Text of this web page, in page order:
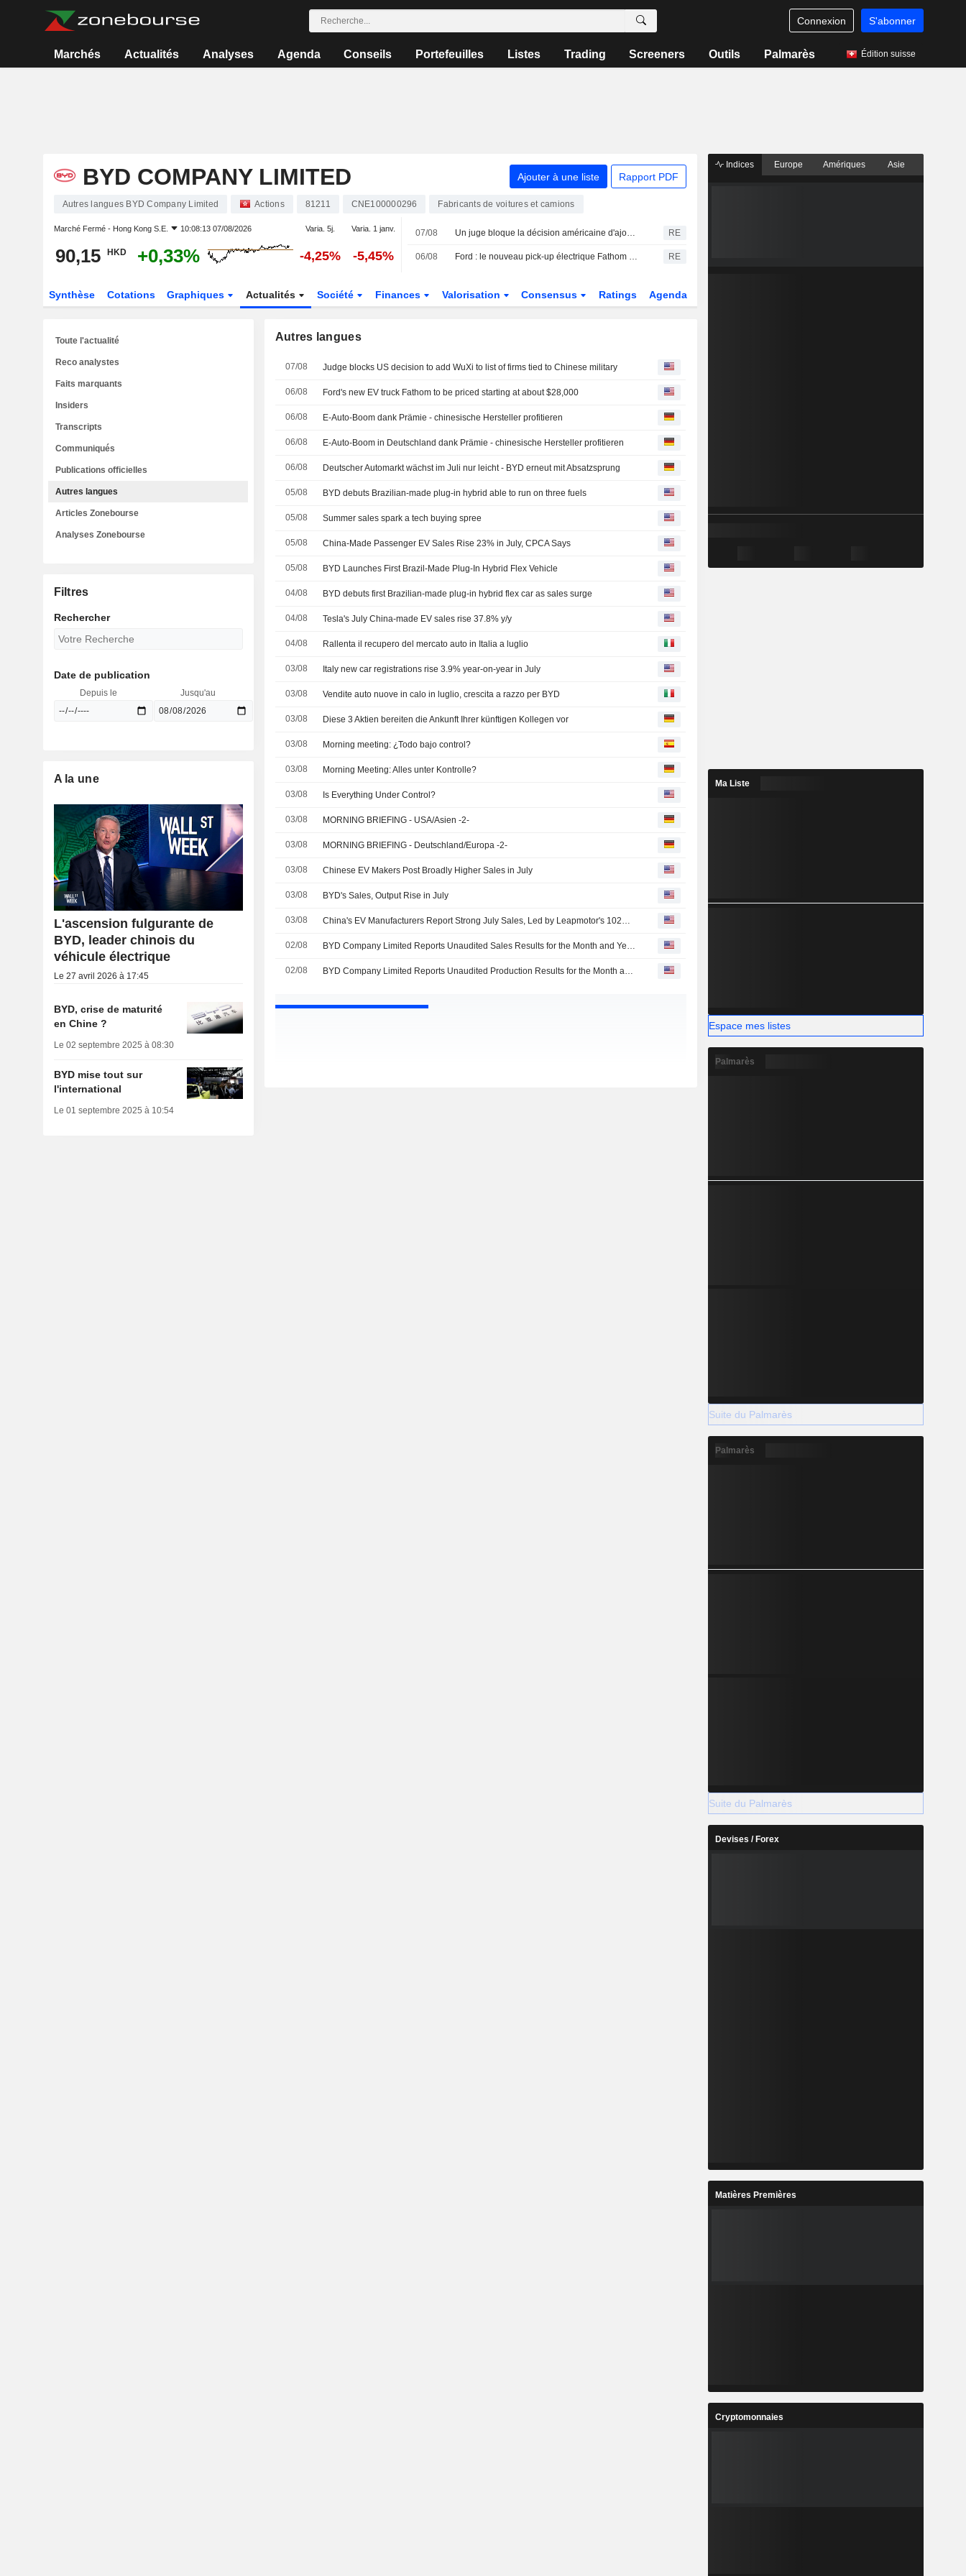
Connexion S'abonner
Marchés Actualités Analyses Agenda Conseils Portefeuilles Listes Trading Screeners Outils Palmarès Édition suisse
BYD COMPANY LIMITED Ajouter à une liste Rapport PDF
Autres langues BYD Company Limited Actions 81211 CNE100000296 Fabricants de voitures et camions
Marché Fermé - Hong Kong S.E. 10:08:13 07/08/2026 Varia. 5j. Varia. 1 janv.
90,15 HKD +0,33% -4,25% -5,45%
07/08 Un juge bloque la décision américaine d'ajouter WuXi à la liste des entreprises liées à l'armée chinoise RE
06/08 Ford : le nouveau pick-up électrique Fathom sera commercialisé à partir de 28 000 dollars environ RE
Synthèse Cotations Graphiques Actualités Société Finances Valorisation Consensus Ratings Agenda
Autres langues
07/08 Judge blocks US decision to add WuXi to list of firms tied to Chinese military
06/08 Ford's new EV truck Fathom to be priced starting at about $28,000
06/08 E-Auto-Boom dank Prämie - chinesische Hersteller profitieren
06/08 E-Auto-Boom in Deutschland dank Prämie - chinesische Hersteller profitieren
06/08 Deutscher Automarkt wächst im Juli nur leicht - BYD erneut mit Absatzsprung
05/08 BYD debuts Brazilian-made plug-in hybrid able to run on three fuels
05/08 Summer sales spark a tech buying spree
05/08 China-Made Passenger EV Sales Rise 23% in July, CPCA Says
05/08 BYD Launches First Brazil-Made Plug-In Hybrid Flex Vehicle
04/08 BYD debuts first Brazilian-made plug-in hybrid flex car as sales surge
04/08 Tesla's July China-made EV sales rise 37.8% y/y
04/08 Rallenta il recupero del mercato auto in Italia a luglio
03/08 Italy new car registrations rise 3.9% year-on-year in July
03/08 Vendite auto nuove in calo in luglio, crescita a razzo per BYD
03/08 Diese 3 Aktien bereiten die Ankunft Ihrer künftigen Kollegen vor
03/08 Morning meeting: ¿Todo bajo control?
03/08 Morning Meeting: Alles unter Kontrolle?
03/08 Is Everything Under Control?
03/08 MORNING BRIEFING - USA/Asien -2-
03/08 MORNING BRIEFING - Deutschland/Europa -2-
03/08 Chinese EV Makers Post Broadly Higher Sales in July
03/08 BYD's Sales, Output Rise in July
03/08 China's EV Manufacturers Report Strong July Sales, Led by Leapmotor's 102% Surge
02/08 BYD Company Limited Reports Unaudited Sales Results for the Month and Year to Date Ended July 2026
02/08 BYD Company Limited Reports Unaudited Production Results for the Month and Year to Date Ended July 2026
Toute l'actualité
Reco analystes
Faits marquants
Insiders
Transcripts
Communiqués
Publications officielles
Autres langues
Articles Zonebourse
Analyses Zonebourse
Filtres
Rechercher
Date de publication
Depuis le Jusqu'au
A la une
L'ascension fulgurante de
BYD, leader chinois du
véhicule électrique
Le 27 avril 2026 à 17:45
BYD, crise de maturité
en Chine ?
Le 02 septembre 2025 à 08:30
BYD mise tout sur
l'international
Le 01 septembre 2025 à 10:54
Indices Europe Amériques Asie
Ma Liste
Espace mes listes
Palmarès
Suite du Palmarès
Palmarès
Suite du Palmarès
Devises / Forex
Matières Premières
Cryptomonnaies